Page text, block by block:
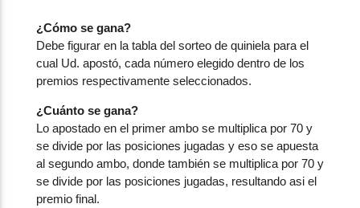
¿Cómo se gana?
Debe figurar en la tabla del sorteo de quiniela para el
cual Ud. apostó, cada número elegido dentro de los
premios respectivamente seleccionados.
¿Cuánto se gana?
Lo apostado en el primer ambo se multiplica por 70 y
se divide por las posiciones jugadas y eso se apuesta
al segundo ambo, donde también se multiplica por 70 y
se divide por las posiciones jugadas, resultando asi el
premio final.